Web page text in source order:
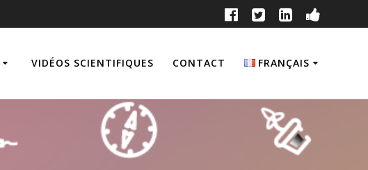
VIDÉOS SCIENTIFIQUES CONTACT FRANÇAIS
Français